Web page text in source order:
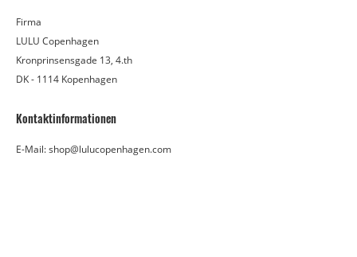
Firma
LULU Copenhagen
Kronprinsensgade 13, 4.th
DK - 1114 Kopenhagen
Kontaktinformationen
E-Mail: shop@lulucopenhagen.com